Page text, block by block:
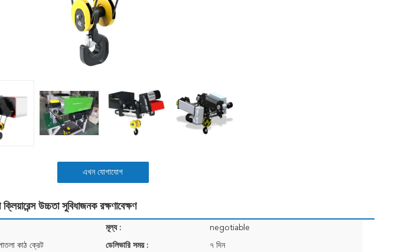
এখন যোগাযোগ
উচ্চতা সুবিধাজনক রক্ষণাবেক্ষণ
মূল্য : negotiable
কাঠ ক্রেট ডেলিভারি সময় : ৭ দিন